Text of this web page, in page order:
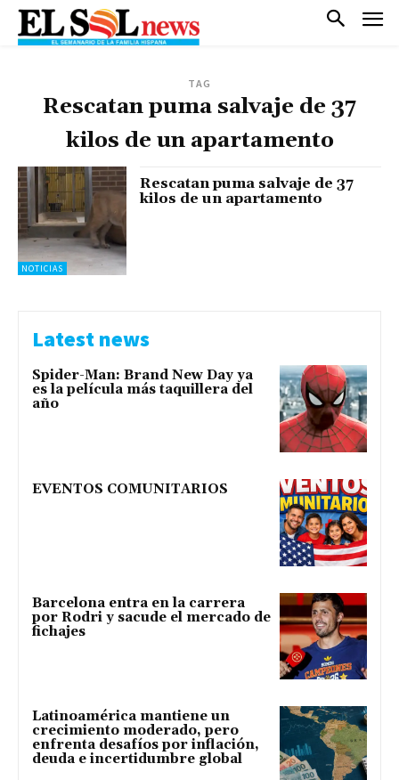
TAG
Rescatan puma salvaje de 37
kilos de un apartamento
NOTICIAS
Rescatan puma salvaje de 37
kilos de un apartamento
Latest news
Spider-Man: Brand New Day ya
es la película más taquillera del
año
EVENTOS COMUNITARIOS
Barcelona entra en la carrera
por Rodri y sacude el mercado de
fichajes
Latinoamérica mantiene un
crecimiento moderado, pero
enfrenta desafíos por inflación,
deuda e incertidumbre global